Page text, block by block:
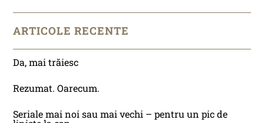
ARTICOLE RECENTE
Da, mai trăiesc
Rezumat. Oarecum.
Seriale mai noi sau mai vechi – pentru un pic de